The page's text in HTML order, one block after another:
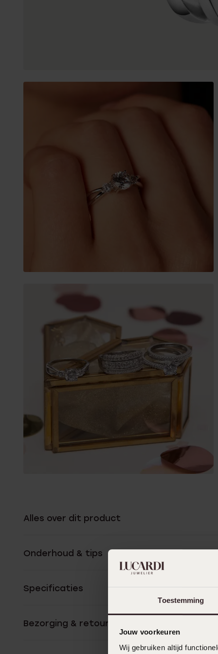
Toestemming
Jouw voorkeuren
Wij gebruiken altijd
Alles over dit product
Onderhoud & tips
Specificaties
Bezorging & retourneren